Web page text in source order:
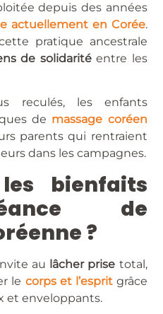
depuis des années
actuellement en Corée.
pratique ancestrale
de solidaritéentre les
reculés, les enfants
de massage coréen
parents qui rentraient
dans les campagnes.
bienfaits
de
?
au lâcher prise total,
le corps et l’espritgrâce
et enveloppants.